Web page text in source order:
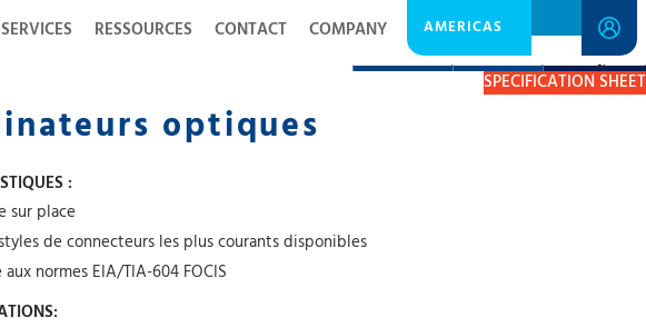
SERVICES RESSOURCES CONTACT COMPANY AMERICAS
DESCRIPTIONRESOURCESGET A QUOTE
SPECIFICATION SHEET
optiques
:
sur place
de connecteurs les plus courants disponibles
normes EIA/TIA-604 FOCIS